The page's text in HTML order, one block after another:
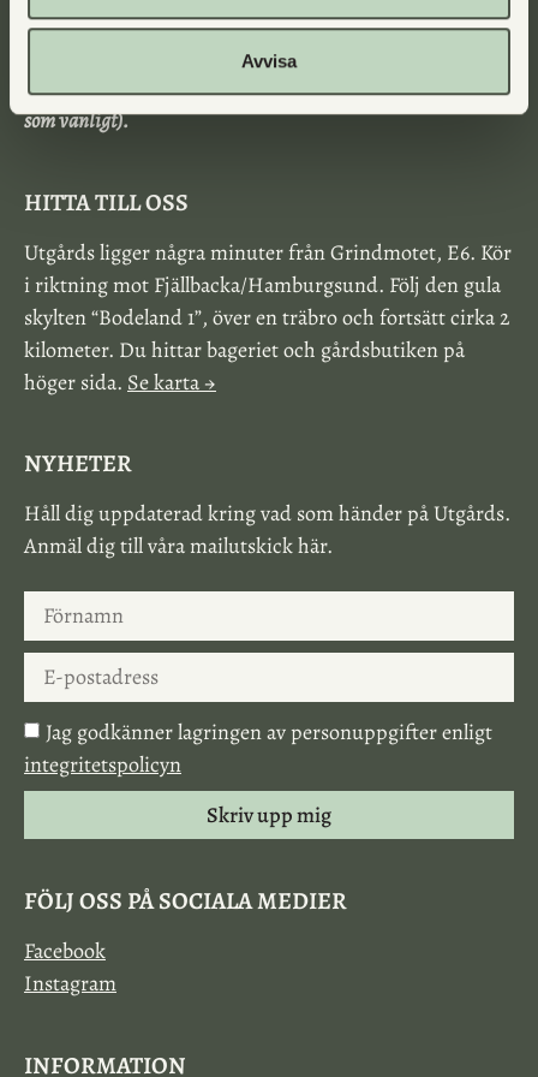
Avvisa
Vanligtvis öppnar vi kl. 9:00 och stänger kl. 19:00.
Vecka 36-37 är bageriet semesterstängt (gårdsbutiken är öppen
som vanligt).
HITTA TILL OSS
Utgårds ligger några minuter från Grindmotet, E6. Kör
i riktning mot Fjällbacka/Hamburgsund. Följ den gula
skylten “Bodeland 1”, över en träbro och fortsätt cirka 2
kilometer. Du hittar bageriet och gårdsbutiken på
höger sida. Se karta →
NYHETER
Håll dig uppdaterad kring vad som händer på Utgårds.
Anmäl dig till våra mailutskick här.
Jag godkänner lagringen av personuppgifter enligt
integritetspolicyn
Skriv upp mig
FÖLJ OSS PÅ SOCIALA MEDIER
Facebook
Instagram
INFORMATION